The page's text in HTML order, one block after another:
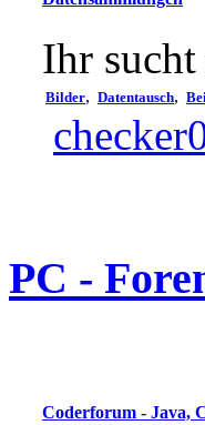
Ihr
Bilder, Datentausch,
PC -
Coderforum - Java,